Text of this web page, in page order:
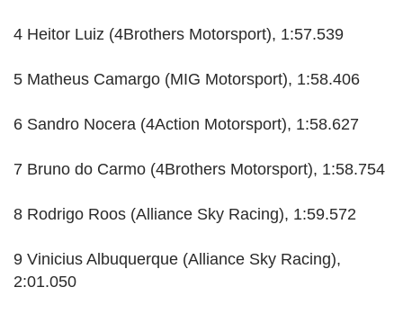
4 Heitor Luiz (4Brothers Motorsport), 1:57.539
5 Matheus Camargo (MIG Motorsport), 1:58.406
6 Sandro Nocera (4Action Motorsport), 1:58.627
7 Bruno do Carmo (4Brothers Motorsport), 1:58.754
8 Rodrigo Roos (Alliance Sky Racing), 1:59.572
9 Vinicius Albuquerque (Alliance Sky Racing),
2:01.050